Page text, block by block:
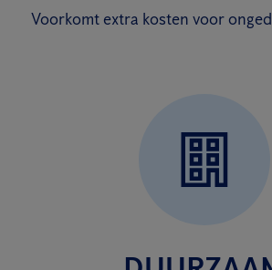
Voorkomt extra kosten voor